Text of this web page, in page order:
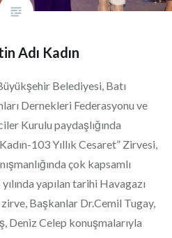
Adı Kadın
Belediyesi, Batı
Dernekleri Federasyonu ve
Kurulu paydaşlığında
103 Yıllık Cesaret” Zirvesi,
çok kapsamlı
yapılan tarihi Havagazı
Başkanlar Dr.Cemil Tugay,
Deniz Celep konuşmalarıyla